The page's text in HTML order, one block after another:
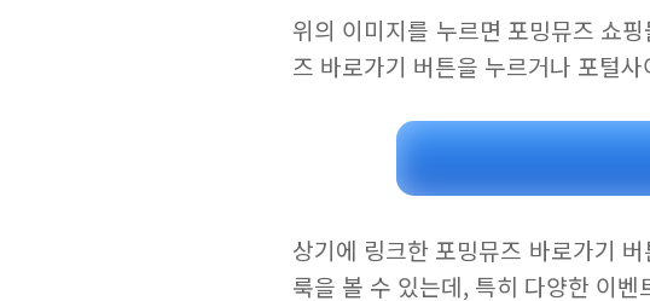
위의 이미지를 누르면 포밍뮤즈 쇼
즈 바로가기 버튼을 누르거나 포털
상기에 링크한 포밍뮤즈 바로가기
룩을 볼 수 있는데, 특히 다양한 이